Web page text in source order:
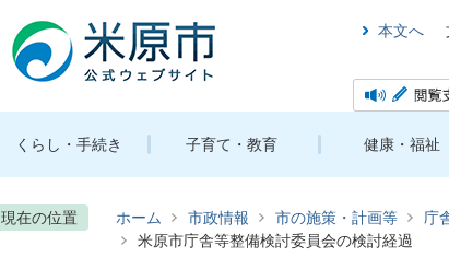
本文へ
くらし・手続き 子育て・教育 健康・福祉
現在の位置 ホーム 市政情報 市の施策・計画等 庁
米原市庁舎等整備検討委員会の検討経過